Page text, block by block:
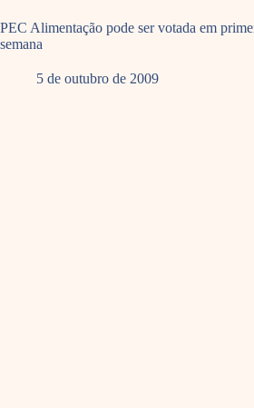
PEC Alimentação pode ser votada em
semana
5 de outubro de 2009